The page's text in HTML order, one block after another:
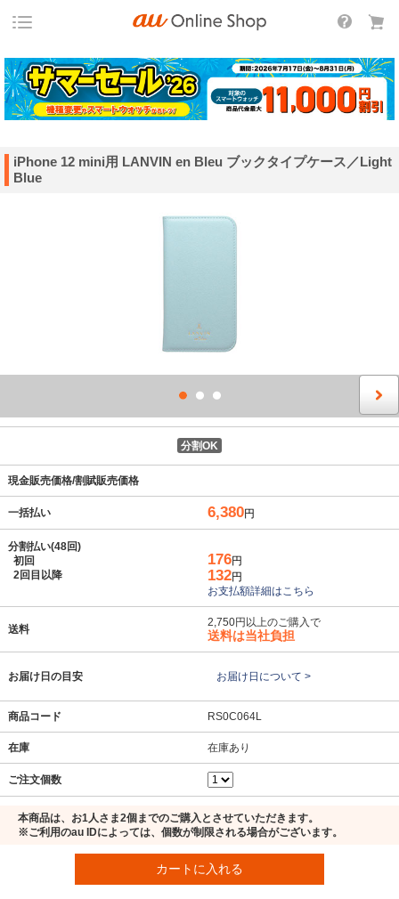
iPhone 12 mini用 LANVIN en Bleu ブックタイプケース／Light
Blue
分割OK
現金販売価格/割賦販売価格
一括払い 6,380円
分割払い(48回)
初回
2回目以降
176円
132円
お支払額詳細はこちら
送料
2,750円以上のご購入で
送料は当社負担
お届け日の目安 お届け日について >
商品コード RS0C064L
在庫 在庫あり
ご注文個数
本商品は、お1人さま2個までのご購入とさせていただきます。
※ご利用のau IDによっては、個数が制限される場合がございます。
カートに入れる